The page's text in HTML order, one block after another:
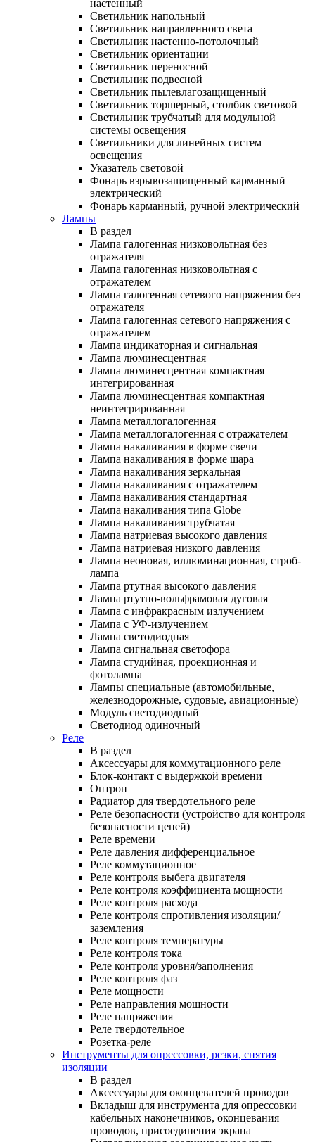
настенный
Светильник напольный
Светильник направленного света
Светильник настенно-потолочный
Светильник ориентации
Светильник переносной
Светильник подвесной
Светильник пылевлагозащищенный
Светильник торшерный, столбик световой
Светильник трубчатый для модульной
системы освещения
Светильники для линейных систем
освещения
Указатель световой
Фонарь взрывозащищенный карманный
электрический
Фонарь карманный, ручной электрический
Лампы
В раздел
Лампа галогенная низковольтная без
отражателя
Лампа галогенная низковольтная с
отражателем
Лампа галогенная сетевого напряжения без
отражателя
Лампа галогенная сетевого напряжения с
отражателем
Лампа индикаторная и сигнальная
Лампа люминесцентная
Лампа люминесцентная компактная
интегрированная
Лампа люминесцентная компактная
неинтегрированная
Лампа металлогалогенная
Лампа металлогалогенная с отражателем
Лампа накаливания в форме свечи
Лампа накаливания в форме шара
Лампа накаливания зеркальная
Лампа накаливания с отражателем
Лампа накаливания стандартная
Лампа накаливания типа Globe
Лампа накаливания трубчатая
Лампа натриевая высокого давления
Лампа натриевая низкого давления
Лампа неоновая, иллюминационная, строб-
лампа
Лампа ртутная высокого давления
Лампа ртутно-вольфрамовая дуговая
Лампа с инфракрасным излучением
Лампа с УФ-излучением
Лампа светодиодная
Лампа сигнальная светофора
Лампа студийная, проекционная и
фотолампа
Лампы специальные (автомобильные,
железнодорожные, судовые, авиационные)
Модуль светодиодный
Светодиод одиночный
Реле
В раздел
Аксессуары для коммутационного реле
Блок-контакт с выдержкой времени
Оптрон
Радиатор для твердотельного реле
Реле безопасности (устройство для контроля
безопасности цепей)
Реле времени
Реле давления дифференциальное
Реле коммутационное
Реле контроля выбега двигателя
Реле контроля коэффициента мощности
Реле контроля расхода
Реле контроля спротивления изоляции/
заземления
Реле контроля температуры
Реле контроля тока
Реле контроля уровня/заполнения
Реле контроля фаз
Реле мощности
Реле направления мощности
Реле напряжения
Реле твердотельное
Розетка-реле
Инструменты для опрессовки, резки, снятия
изоляции
В раздел
Аксессуары для оконцевателей проводов
Вкладыш для инструмента для опрессовки
кабельных наконечников, оконцевания
проводов, присоединения экрана